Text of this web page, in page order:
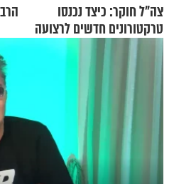
צה"ל חוקר: כיצד נכנסו
טרקטורונים חדשים לרצועה